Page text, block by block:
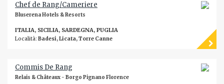
Chef de Rang/Cameriere
Bluserena Hotels & Resorts
ITALIA, SICILIA, SARDEGNA, PUGLIA
Località: Badesi, Licata, Torre Canne
Commis De Rang
Relais & Châteaux - Borgo Pignano Florence